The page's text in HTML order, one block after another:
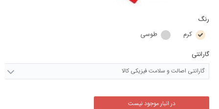
رنگ
کرم
طوسی
گارانتی
گارانتی اصالت و سلامت فیزیکی کالا
در انبار موجود نیست